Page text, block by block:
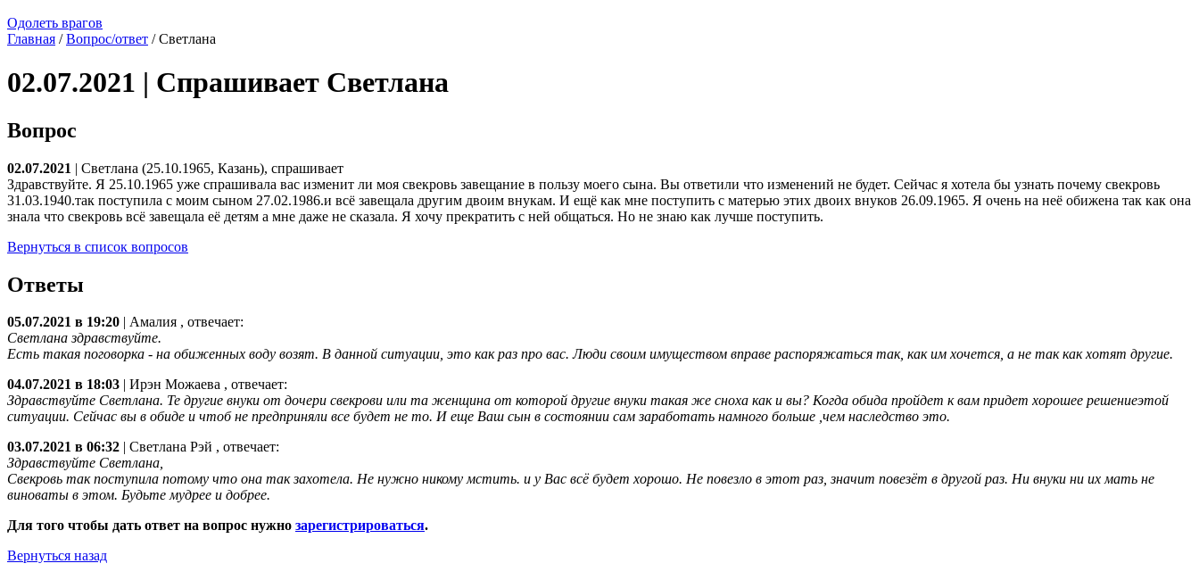
Одолеть врагов
Главная /Вопрос/ответ / Светлана
02.07.2021 | Спрашивает Светлана
Вопрос
02.07.2021 | Светлана (25.10.1965, Казань), спрашивает
Здравствуйте. Я 25.10.1965 уже спрашивала вас изменит ли моя свекровь завещание в пользу моего сына. Вы ответили что изменений не будет. Сейчас я хотела бы узнать почему свекровь
31.03.1940.так поступила с моим сыном 27.02.1986.и всё завещала другим двоим внукам. И ещё как мне поступить с матерью этих двоих внуков 26.09.1965. Я очень на неё обижена так как она
знала что свекровь всё завещала её детям а мне даже не сказала. Я хочу прекратить с ней общаться. Но не знаю как лучше поступить.
Вернуться в список вопросов
Ответы
05.07.2021 в 19:20 Амалия , отвечает:
Светлана здравствуйте.
Есть такая поговорка - на обиженных воду возят. В данной ситуации, это как раз про вас. Люди своим имуществом вправе распоряжаться так, как им хочется, а не так как хотят другие.
04.07.2021 в 18:03
Ирэн Можаева , отвечает:
Здравствуйте Светлана. Те другие внуки от дочери свекрови или та женщина от которой другие внуки такая же сноха как и вы? Когда обида пройдет к вам придет хорошее решениеэтой
ситуации. Сейчас вы в обиде и чтоб не предприняли все будет не то. И еще Ваш сын в состоянии сам заработать намного больше ,чем наследство это.
03.07.2021 в 06:32
Светлана Рэй , отвечает:
Здравствуйте Светлана,
Свекровь так поступила потому что она так захотела. Не нужно никому мстить. и у Вас всё будет хорошо. Не повезло в этот раз, значит повезёт в другой раз. Ни внуки ни их мать не
виноваты в этом. Будьте мудрее и добрее.
Для того чтобы дать ответ на вопрос нужно зарегистрироваться.
Вернуться назад